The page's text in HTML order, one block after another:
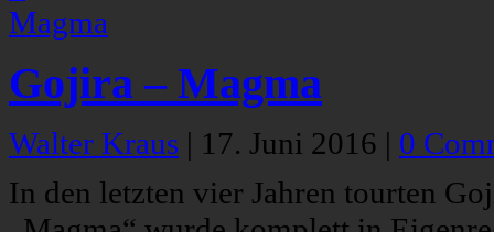
Gojira – Magma
Walter Kraus | 17. Juni 2016 | 0
In den letzten vier Jahren tourten